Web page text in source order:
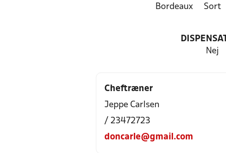
Bordeaux Sort
Nej
Cheftræner
Jeppe Carlsen
/ 23472723
doncarle@gmail.com